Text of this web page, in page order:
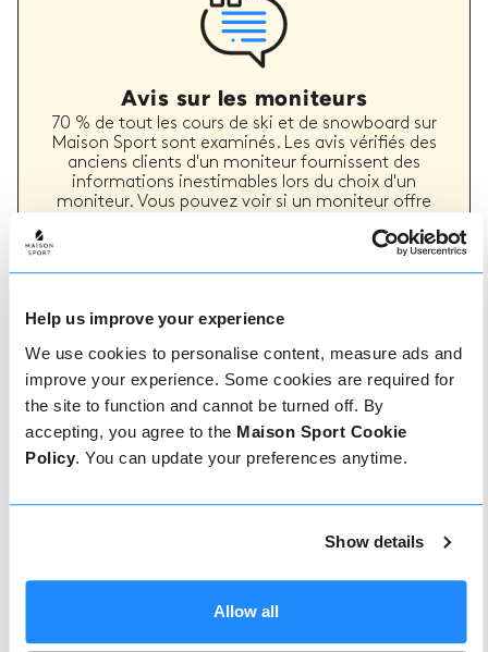
Help us improve your experience
We use cookies to personalise content, measure ads and
improve your experience. Some cookies are required for
the site to function and cannot be turned off. By
accepting, you agree to the Maison Sport Cookie
Policy. You can update your preferences anytime.
Show details
Allow all
Avis sur les moniteurs
70 % de tout les cours de ski et de snowboard sur
Maison Sport sont examinés. Les avis vérifiés des
anciens clients d'un moniteur fournissent des
informations inestimables lors du choix d'un
moniteur. Vous pouvez voir si un moniteur offre
types de cours de ski ou de snowboard qu'il a
Comment réserver
Réserver avec nous ne pourrait pas être plus
simple, notre équipe amicale et experte est
toujours prête à vous aider - réservez